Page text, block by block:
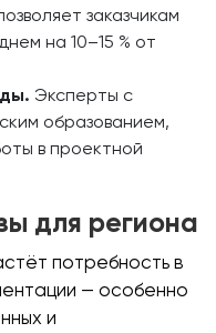
заказчикам
на 10–15 % от
Эксперты с
образованием,
в проектной
для региона
потребность в
— особенно
и